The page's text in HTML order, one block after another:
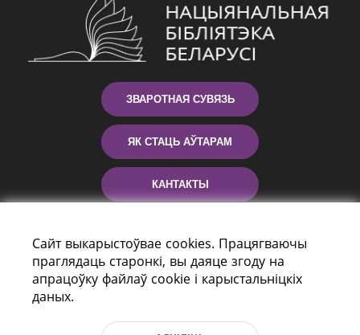
ЗВАРОТНАЯ СУВЯЗЬ
ЯК СТАЦЬ АЎТАРАМ
КАНТАКТЫ
Сайт выкарыстоўвае cookies. Працягваючы
праглядаць старонкі, вы даяце згоду на
апрацоўку файлаў cookie і карыстальніцкіх
даных.